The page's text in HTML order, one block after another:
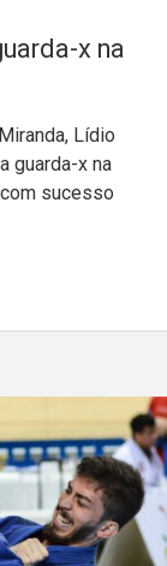
x na
Lídio
guarda-x na
sucesso